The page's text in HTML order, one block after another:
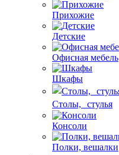
Прихожие
Детские
Офисная мебель
Шкафы
Столы, стулья
Консоли
Полки, вешалки